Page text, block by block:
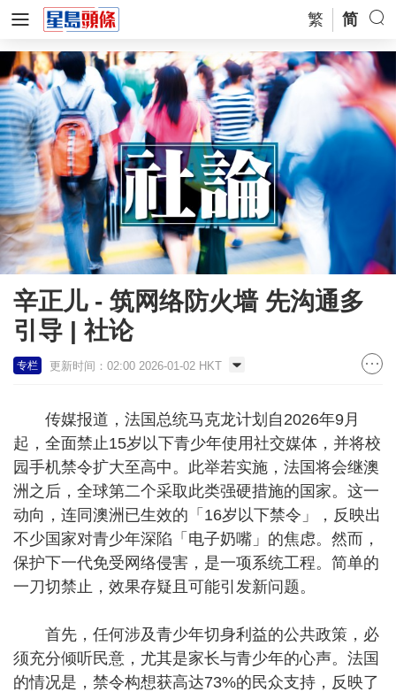
繁 简
辛正儿 - 筑网络防火墙 先沟通多
引导 | 社论
专栏 更新时间：02:00 2026-01-02 HKT
传媒报道，法国总统马克龙计划自2026年9月
起，全面禁止15岁以下青少年使用社交媒体，并将校
园手机禁令扩大至高中。此举若实施，法国将会继澳
洲之后，全球第二个采取此类强硬措施的国家。这一
动向，连同澳洲已生效的「16岁以下禁令」，反映出
不少国家对青少年深陷「电子奶嘴」的焦虑。然而，
保护下一代免受网络侵害，是一项系统工程。简单的
一刀切禁止，效果存疑且可能引发新问题。
首先，任何涉及青少年切身利益的公共政策，必
须充分倾听民意，尤其是家长与青少年的心声。法国
的情况是，禁令构想获高达73%的民众支持，反映了